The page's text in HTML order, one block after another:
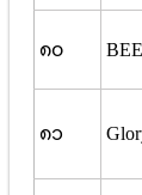
၈၀
၈၁